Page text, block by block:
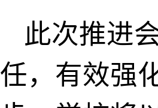
此次推进
任，有效强